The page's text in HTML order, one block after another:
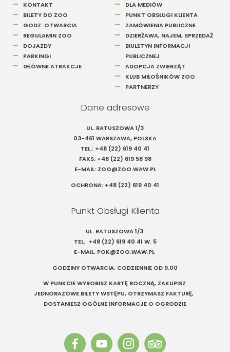
KONTAKT
BILETY DO ZOO
GODZ. OTWARCIA
REGULAMIN ZOO
DOJAZDY
PARKINGI
GŁÓWNE ATRAKCJE
DLA MEDIÓW
PUNKT OBSŁUGI KLIENTA
ZAMÓWIENIA PUBLICZNE
DZIERŻAWA, NAJEM, SPRZEDAŻ
BIULETYN INFORMACJI
PUBLICZNEJ
ADOPCJA ZWIERZĄT
KLUB MIŁOŚNIKÓW ZOO
PARTNERZY
Dane adresowe
UL. RATUSZOWA 1/3
03-461 WARSZAWA, POLSKA
TEL.: +48 (22) 619 40 41
FAKS: +48 (22) 619 58 98
E-MAIL: ZOO@ZOO.WAW.PL
OCHRONA: +48 (22) 619 40 41
Punkt Obsługi Klienta
UL. RATUSZOWA 1/3
TEL. +48 (22) 619 40 41 W. 5
E-MAIL: POK@ZOO.WAW.PL
GODZINY OTWARCIA: CODZIENNIE OD 9.00
W PUNKCIE WYROBISZ KARTĘ ROCZNĄ, ZAKUPISZ
JEDNORAZOWE BILETY WSTĘPU, OTRZYMASZ FAKTURĘ,
DOSTANIESZ OGÓLNE INFORMACJE O OGRODZIE